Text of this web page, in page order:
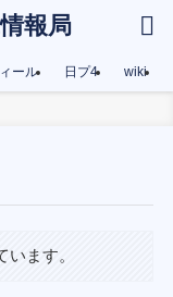
報局
ール 日プ4 wiki
ます。